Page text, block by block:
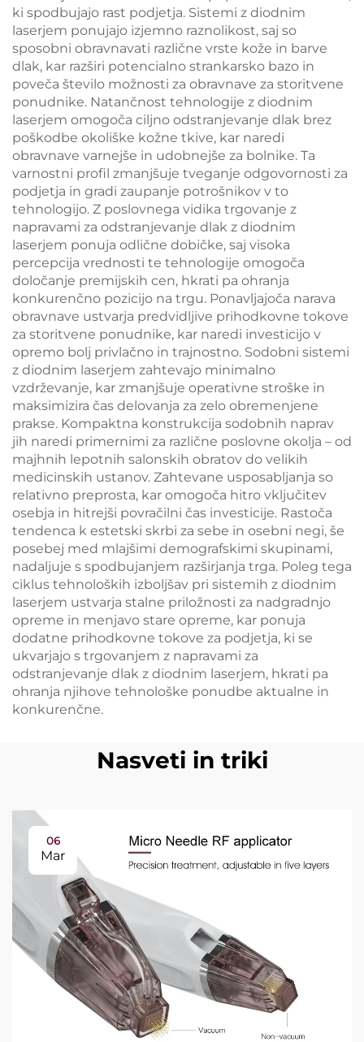
ki spodbujajo rast podjetja. Sistemi z diodnim
laserjem ponujajo izjemno raznolikost, saj so
sposobni obravnavati različne vrste kože in barve
dlak, kar razširi potencialno strankarsko bazo in
poveča število možnosti za obravnave za storitvene
ponudnike. Natančnost tehnologije z diodnim
laserjem omogoča ciljno odstranjevanje dlak brez
poškodbe okoliške kožne tkive, kar naredi
obravnave varnejše in udobnejše za bolnike. Ta
varnostni profil zmanjšuje tveganje odgovornosti za
podjetja in gradi zaupanje potrošnikov v to
tehnologijo. Z poslovnega vidika trgovanje z
napravami za odstranjevanje dlak z diodnim
laserjem ponuja odlične dobičke, saj visoka
percepcija vrednosti te tehnologije omogoča
določanje premijskih cen, hkrati pa ohranja
konkurenčno pozicijo na trgu. Ponavljajoča narava
obravnave ustvarja predvidljive prihodkovne tokove
za storitvene ponudnike, kar naredi investicijo v
opremo bolj privlačno in trajnostno. Sodobni sistemi
z diodnim laserjem zahtevajo minimalno
vzdrževanje, kar zmanjšuje operativne stroške in
maksimizira čas delovanja za zelo obremenjene
prakse. Kompaktna konstrukcija sodobnih naprav
jih naredi primernimi za različne poslovne okolja – od
majhnih lepotnih salonskih obratov do velikih
medicinskih ustanov. Zahtevane usposabljanja so
relativno preprosta, kar omogoča hitro vključitev
osebja in hitrejši povračilni čas investicije. Rastoča
tendenca k estetski skrbi za sebe in osebni negi, še
posebej med mlajšimi demografskimi skupinami,
nadaljuje s spodbujanjem razširjanja trga. Poleg tega
ciklus tehnoloških izboljšav pri sistemih z diodnim
laserjem ustvarja stalne priložnosti za nadgradnjo
opreme in menjavo stare opreme, kar ponuja
dodatne prihodkovne tokove za podjetja, ki se
ukvarjajo s trgovanjem z napravami za
odstranjevanje dlak z diodnim laserjem, hkrati pa
ohranja njihove tehnološke ponudbe aktualne in
konkurenčne.
Nasveti in triki
06
Mar